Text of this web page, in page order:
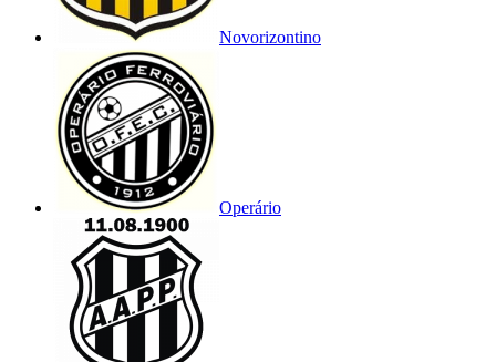
Novorizontino
Operário